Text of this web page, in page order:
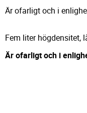
Är ofarligt och i
Fem liter högdensitet,
Är ofarligt och i